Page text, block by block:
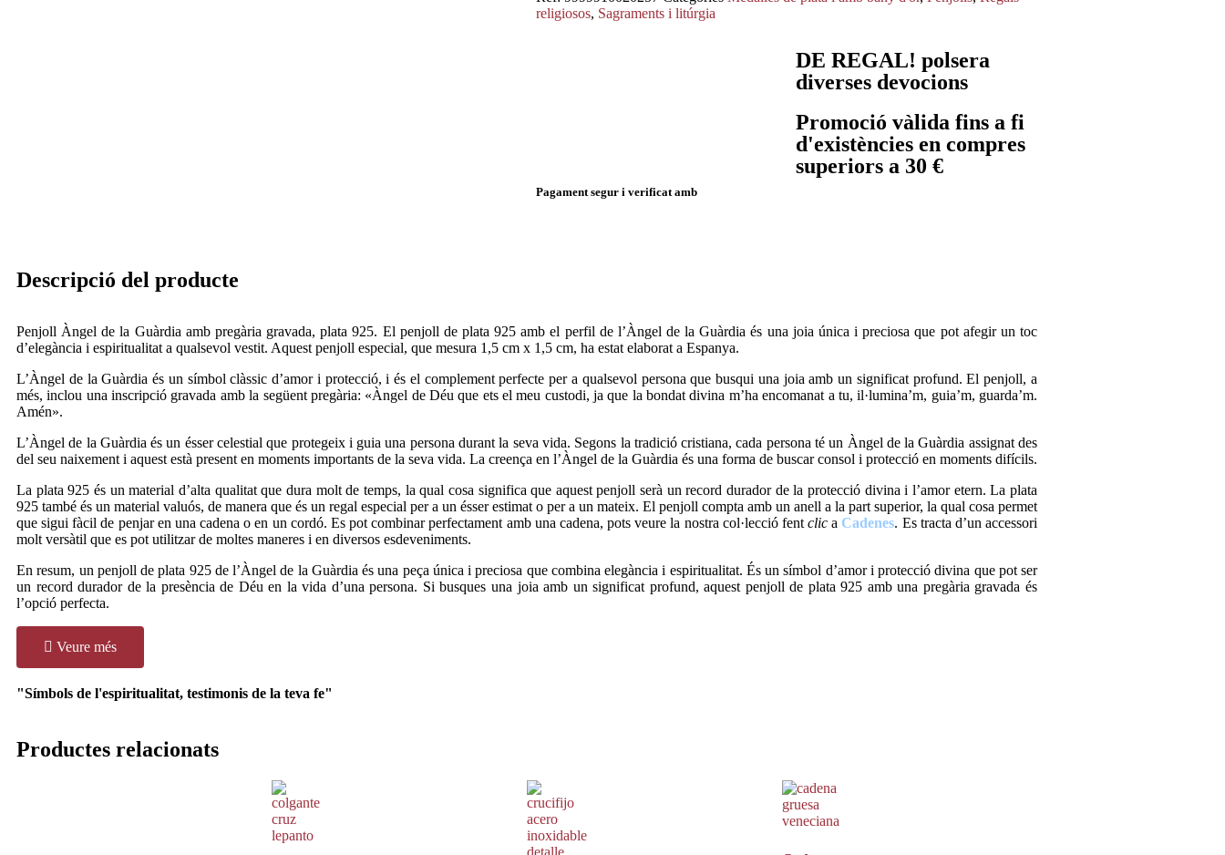
religiosos, Sagraments i litúrgia
DE REGAL! polsera
diverses devocions
Promoció vàlida fins a fi
d'existències en compres
superiors a 30 €
Pagament segur i verificat amb
Descripció del producte
Penjoll Àngel de la Guàrdia amb pregària gravada, plata 925. El penjoll de plata 925 amb el perfil de l’Àngel de la Guàrdia és una joia única i preciosa que pot afegir un toc
d’elegància i espiritualitat a qualsevol vestit. Aquest penjoll especial, que mesura 1,5 cm x 1,5 cm, ha estat elaborat a Espanya.
L’Àngel de la Guàrdia és un símbol clàssic d’amor i protecció, i és el complement perfecte per a qualsevol persona que busqui una joia amb un significat profund. El penjoll, a
més, inclou una inscripció gravada amb la següent pregària: «Àngel de Déu que ets el meu custodi, ja que la bondat divina m’ha encomanat a tu, il·lumina’m, guia’m, guarda’m.
Amén».
L’Àngel de la Guàrdia és un ésser celestial que protegeix i guia una persona durant la seva vida. Segons la tradició cristiana, cada persona té un Àngel de la Guàrdia assignat des
del seu naixement i aquest està present en moments importants de la seva vida. La creença en l’Àngel de la Guàrdia és una forma de buscar consol i protecció en moments difícils.
La plata 925 és un material d’alta qualitat que dura molt de temps, la qual cosa significa que aquest penjoll serà un record durador de la protecció divina i l’amor etern. La plata
925 també és un material valuós, de manera que és un regal especial per a un ésser estimat o per a un mateix. El penjoll compta amb un anell a la part superior, la qual cosa permet
que sigui fàcil de penjar en una cadena o en un cordó. Es pot combinar perfectament amb una cadena, pots veure la nostra col·lecció fentclic a Cadenes. Es tracta d’un accessori
molt versàtil que es pot utilitzar de moltes maneres i en diversos esdeveniments.
En resum, un penjoll de plata 925 de l’Àngel de la Guàrdia és una peça única i preciosa que combina elegància i espiritualitat. És un símbol d’amor i protecció divina que pot ser
un record durador de la presència de Déu en la vida d’una persona. Si busques una joia amb un significat profund, aquest penjoll de plata 925 amb una pregària gravada és
l’opció perfecta.
Veure més
"Símbols de l'espiritualitat, testimonis de la teva fe"
Productes relacionats